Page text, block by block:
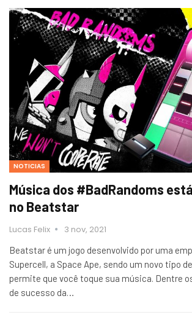
NOTICIAS
Música dos #BadRandoms
no Beatstar
Lucas Felix 3 nov, 2021
Beatstar é um jogo desenvolvido por uma
Supercell, a Space Ape, sendo um novo tipo
permite que você toque sua música. Dentre
de sucesso da…